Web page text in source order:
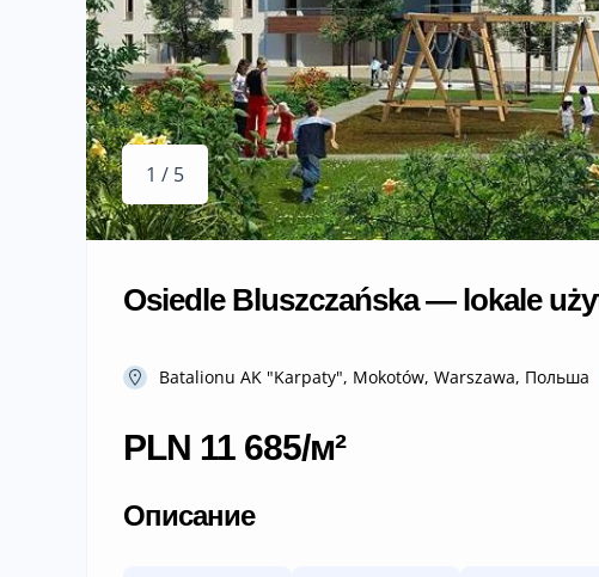
1 / 5
Osiedle Bluszczańska — lokale
Batalionu AK "Karpaty", Mokotów, Warszawa, Польша
PLN 11 685/м²
Описание